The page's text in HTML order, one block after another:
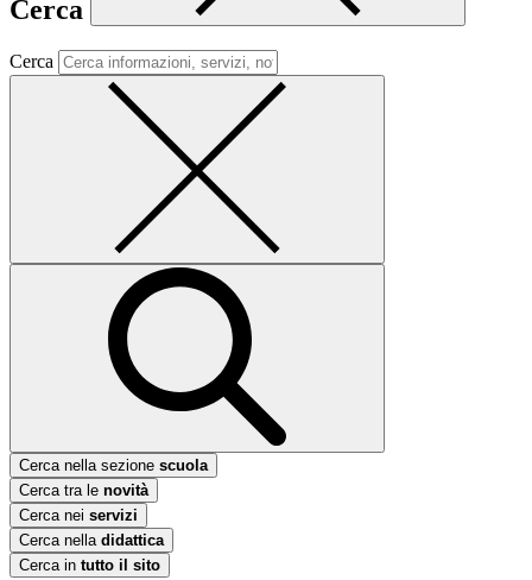
Cerca
Cerca
Cerca nella sezione scuola
Cerca tra le novità
Cerca nei servizi
Cerca nella didattica
Cerca in tutto il sito